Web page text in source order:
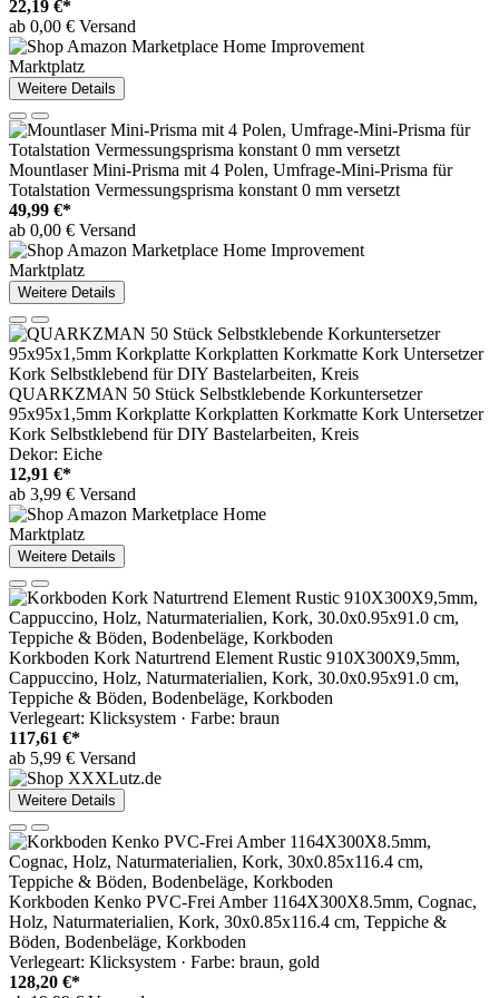
22,19 €*
ab 0,00 € Versand
Marktplatz
Weitere Details
Mountlaser Mini-Prisma mit 4 Polen, Umfrage-Mini-Prisma für
Totalstation Vermessungsprisma konstant 0 mm versetzt
49,99 €*
ab 0,00 € Versand
Marktplatz
Weitere Details
QUARKZMAN 50 Stück Selbstklebende Korkuntersetzer
95x95x1,5mm Korkplatte Korkplatten Korkmatte Kork Untersetzer
Kork Selbstklebend für DIY Bastelarbeiten, Kreis
Dekor: Eiche
12,91 €*
ab 3,99 € Versand
Marktplatz
Weitere Details
Korkboden Kork Naturtrend Element Rustic 910X300X9,5mm,
Cappuccino, Holz, Naturmaterialien, Kork, 30.0x0.95x91.0 cm,
Teppiche & Böden, Bodenbeläge, Korkboden
Verlegeart: Klicksystem · Farbe: braun
117,61 €*
ab 5,99 € Versand
Weitere Details
Korkboden Kenko PVC-Frei Amber 1164X300X8.5mm, Cognac,
Holz, Naturmaterialien, Kork, 30x0.85x116.4 cm, Teppiche &
Böden, Bodenbeläge, Korkboden
Verlegeart: Klicksystem · Farbe: braun, gold
128,20 €*